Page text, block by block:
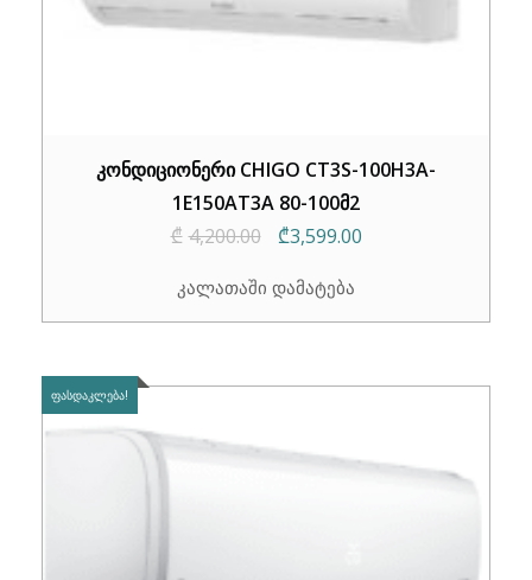
კონდიციონერი CHIGO CT3S-100H3A-
1E150AT3A 80-100მ2
₾ 4,200.00
Original
was:
₾3,599.00Current
კალათაში დამატება
ᲤᲐᲡᲓᲐᲙᲚᲔᲑᲐ!